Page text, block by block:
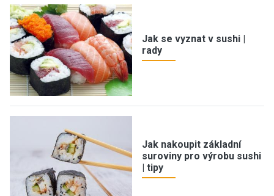
Jak se vyznat v sushi |
rady
Jak nakoupit základní
suroviny pro výrobu sushi
| tipy